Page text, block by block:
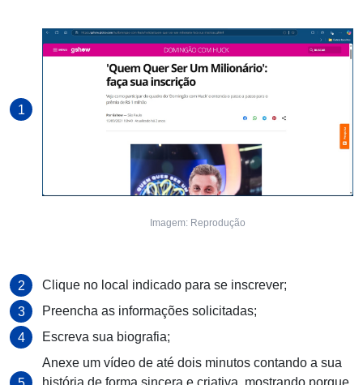
Imagem: Reprodução
Clique no local indicado para se inscrever;
Preencha as informações solicitadas;
Escreva sua biografia;
Anexe um vídeo de até dois minutos contando a sua